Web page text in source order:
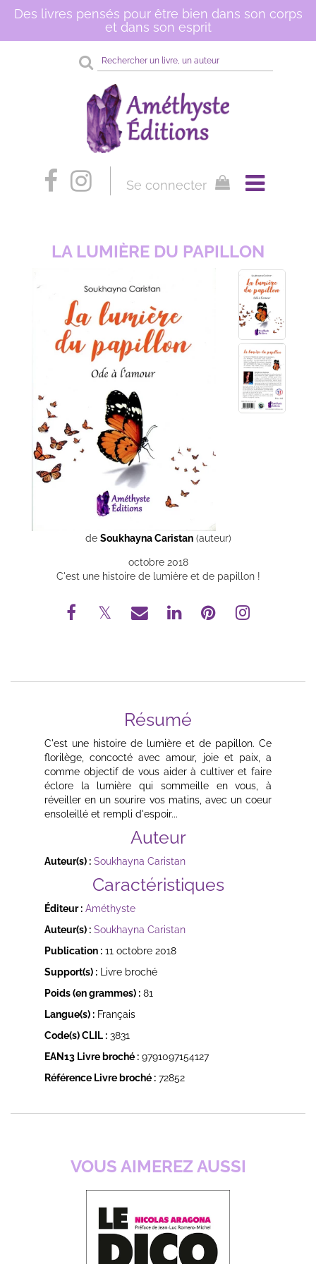
Des livres pensés pour être bien dans son corps
et dans son esprit
Rechercher
sur
site
Se connecter
LA LUMIÈRE DU PAPILLON
de Soukhayna Caristan(auteur)
octobre 2018
C'est une histoire de lumière et de papillon !
Résumé
C'est une histoire de lumière et de papillon. Ce
florilège, concocté avec amour, joie et paix, a
comme objectif de vous aider à cultiver et faire
éclore la lumière qui sommeille en vous, à
réveiller en un sourire vos matins, avec un coeur
ensoleillé et rempli d'espoir...
Auteur
Auteur(s) : Soukhayna Caristan
Caractéristiques
Éditeur : Améthyste
Auteur(s) : Soukhayna Caristan
Publication :11 octobre 2018
Support(s) :Livre broché
Poids (en grammes) :81
Langue(s) :Français
Code(s) CLIL :3831
EAN13 Livre broché :9791097154127
Référence Livre broché :72852
VOUS AIMEREZ AUSSI